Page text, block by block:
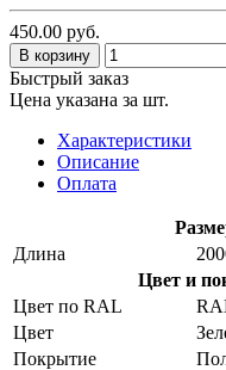
450.00 руб.
В корзину
Быстрый заказ
Цена указана за шт.
Характеристики
Описание
Оплата
Длина
Цвет и
Цвет по RAL
Цвет
Покрытие